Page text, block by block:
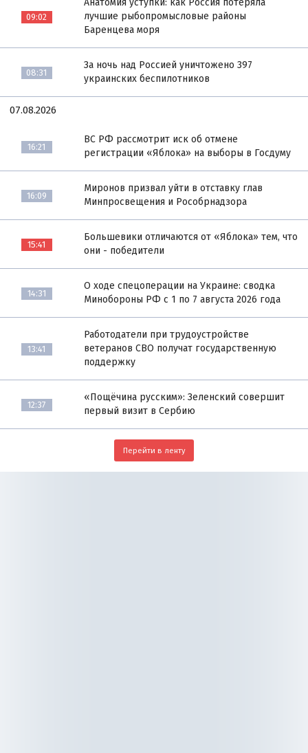
09:02
Анатомия уступки: как Россия потеряла
лучшие рыбопромысловые районы
Баренцева моря
08:31
За ночь над Россией уничтожено 397
украинских беспилотников
07.08.2026
16:21
ВС РФ рассмотрит иск об отмене
регистрации «Яблока» на выборы в Госдуму
16:09
Миронов призвал уйти в отставку глав
Минпросвещения и Рособрнадзора
15:41
Большевики отличаются от «Яблока» тем, что
они - победители
14:31
О ходе спецоперации на Украине: сводка
Минобороны РФ с 1 по 7 августа 2026 года
13:41
Работодатели при трудоустройстве
ветеранов СВО получат государственную
поддержку
12:37
«Пощёчина русским»: Зеленский совершит
первый визит в Сербию
Перейти в ленту